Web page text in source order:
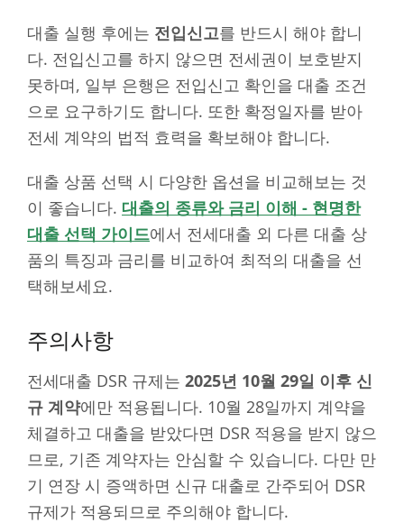
대출 실행 후에는 전입신고를 반드시 해야 합니
다. 전입신고를 하지 않으면 전세권이 보호받지
못하며, 일부 은행은 전입신고 확인을 대출 조건
으로 요구하기도 합니다. 또한 확정일자를 받아
전세 계약의 법적 효력을 확보해야 합니다.
대출 상품 선택 시 다양한 옵션을 비교해보는 것
이 좋습니다. 대출의 종류와 금리 이해 - 현명한
대출 선택 가이드에서 전세대출 외 다른 대출 상
품의 특징과 금리를 비교하여 최적의 대출을 선
택해보세요.
주의사항
전세대출 DSR 규제는 2025년 10월 29일 이후 신
규 계약에만 적용됩니다. 10월 28일까지 계약을
체결하고 대출을 받았다면 DSR 적용을 받지 않으
므로, 기존 계약자는 안심할 수 있습니다. 다만 만
기 연장 시 증액하면 신규 대출로 간주되어 DSR
규제가 적용되므로 주의해야 합니다.